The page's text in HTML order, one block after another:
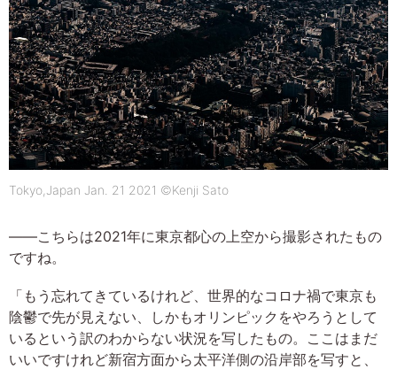
Tokyo,Japan Jan. 21 2021 ©Kenji Sato
――こちらは2021年に東京都心の上空から撮影されたもの
ですね。
「もう忘れてきているけれど、世界的なコロナ禍で東京も
陰鬱で先が見えない、しかもオリンピックをやろうとして
いるという訳のわからない状況を写したもの。ここはまだ
いいですけれど新宿方面から太平洋側の沿岸部を写すと、